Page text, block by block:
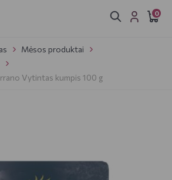
0
Mėsos produktai
Vytintas kumpis 100 g